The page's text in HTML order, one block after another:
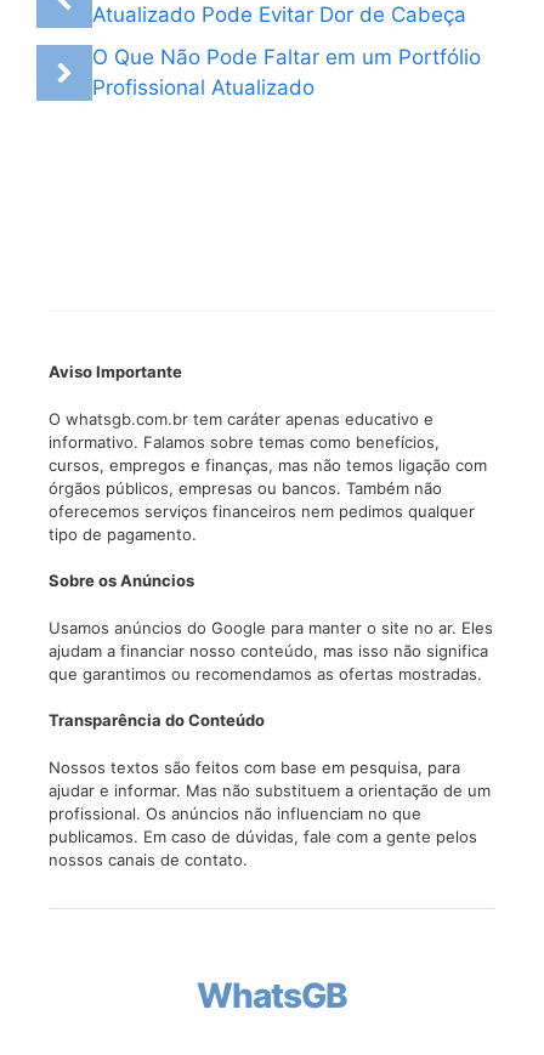
Atualizado Pode Evitar Dor de Cabeça
O Que Não Pode Faltar em um Portfólio
Profissional Atualizado
Aviso Importante
O whatsgb.com.br tem caráter apenas educativo e
informativo. Falamos sobre temas como benefícios,
cursos, empregos e finanças, mas não temos ligação com
órgãos públicos, empresas ou bancos. Também não
oferecemos serviços financeiros nem pedimos qualquer
tipo de pagamento.
Sobre os Anúncios
Usamos anúncios do Google para manter o site no ar. Eles
ajudam a financiar nosso conteúdo, mas isso não significa
que garantimos ou recomendamos as ofertas mostradas.
Transparência do Conteúdo
Nossos textos são feitos com base em pesquisa, para
ajudar e informar. Mas não substituem a orientação de um
profissional. Os anúncios não influenciam no que
publicamos. Em caso de dúvidas, fale com a gente pelos
nossos canais de contato.
WhatsGB